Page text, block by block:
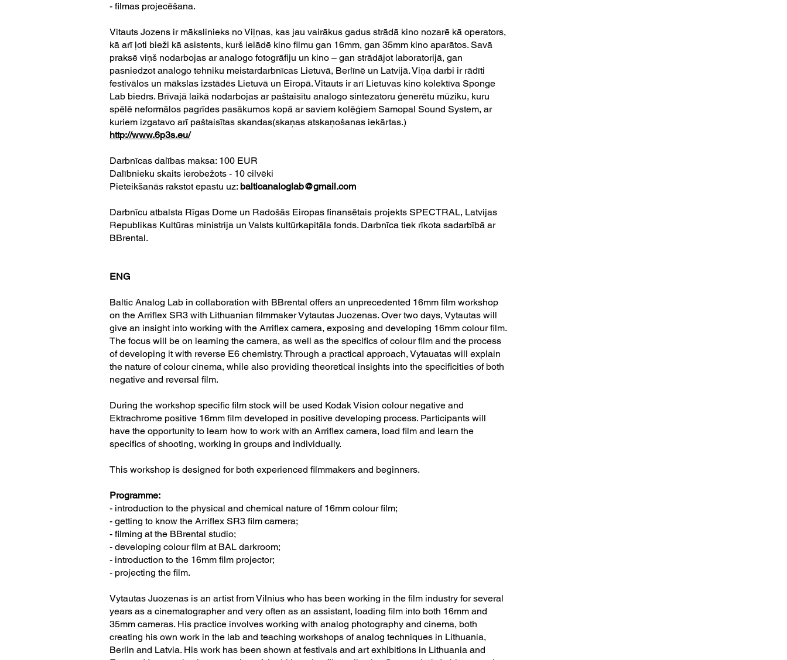
- filmas projecēšana.
Vitauts Jozens ir mākslinieks no Viļņas, kas jau vairākus gadus strādā kino nozarē kā operators,
kā arī ļoti bieži kā asistents, kurš ielādē kino filmu gan 16mm, gan 35mm kino aparātos. Savā
praksē viņš nodarbojas ar analogo fotogrāfiju un kino – gan strādājot laboratorijā, gan
pasniedzot analogo tehniku meistardarbnīcas Lietuvā, Berlīnē un Latvijā. Viņa darbi ir rādīti
festivālos un mākslas izstādēs Lietuvā un Eiropā. Vitauts ir arī Lietuvas kino kolektīva Sponge
Lab biedrs. Brīvajā laikā nodarbojas ar paštaisītu analogo sintezatoru ģenerētu mūziku, kuru
spēlē neformālos pagrīdes pasākumos kopā ar saviem kolēģiem Samopal Sound System, ar
kuriem izgatavo arī paštaisītas skandas(skaņas atskaņošanas iekārtas.)
http://www.6p3s.eu/
Darbnīcas dalības maksa: 100 EUR
Dalībnieku skaits ierobežots - 10 cilvēki
Pieteikšanās rakstot epastu uz: balticanaloglab@gmail.com
Darbnīcu atbalsta Rīgas Dome un Radošās Eiropas finansētais projekts SPECTRAL, Latvijas
Republikas Kultūras ministrija un Valsts kultūrkapitāla fonds. Darbnīca tiek rīkota sadarbībā ar
BBrental.
ENG
Baltic Analog Lab in collaboration with BBrental offers an unprecedented 16mm film workshop
on the Arriflex SR3 with Lithuanian filmmaker Vytautas Juozenas. Over two days, Vytautas will
give an insight into working with the Arriflex camera, exposing and developing 16mm colour film.
The focus will be on learning the camera, as well as the specifics of colour film and the process
of developing it with reverse E6 chemistry. Through a practical approach, Vytauatas will explain
the nature of colour cinema, while also providing theoretical insights into the specificities of both
negative and reversal film.
During the workshop specific film stock will be used Kodak Vision colour negative and
Ektrachrome positive 16mm film developed in positive developing process. Participants will
have the opportunity to learn how to work with an Arriflex camera, load film and learn the
specifics of shooting, working in groups and individually.
This workshop is designed for both experienced filmmakers and beginners.
Programme:
- introduction to the physical and chemical nature of 16mm colour film;
- getting to know the Arriflex SR3 film camera;
- filming at the BBrental studio;
- developing colour film at BAL darkroom;
- introduction to the 16mm film projector;
- projecting the film.
Vytautas Juozenas is an artist from Vilnius who has been working in the film industry for several
years as a cinematographer and very often as an assistant, loading film into both 16mm and
35mm cameras. His practice involves working with analog photography and cinema, both
creating his own work in the lab and teaching workshops of analog techniques in Lithuania,
Berlin and Latvia. His work has been shown at festivals and art exhibitions in Lithuania and